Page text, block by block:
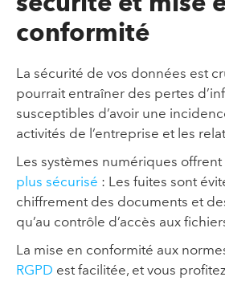
conformité
La sécurité de vos données est
pourrait entraîner des pertes
susceptibles d’avoir une
activités de l’entreprise et les
Les systèmes numériques offrent
plus sécurisé : Les fuites sont
chiffrement des documents et
qu’au contrôle d’accès aux
La mise en conformité aux
RGPD est facilitée, et vous